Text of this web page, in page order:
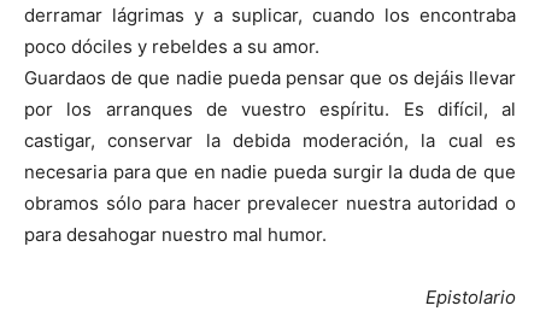
derramar lágrimas y a suplicar, cuando los encontraba
poco dóciles y rebeldes a su amor.
Guardaos de que nadie pueda pensar que os dejáis llevar
por los arranques de vuestro espíritu. Es difícil, al
castigar, conservar la debida moderación, la cual es
necesaria para que en nadie pueda surgir la duda de que
obramos sólo para hacer prevalecer nuestra autoridad o
para desahogar nuestro mal humor.
Epistolario